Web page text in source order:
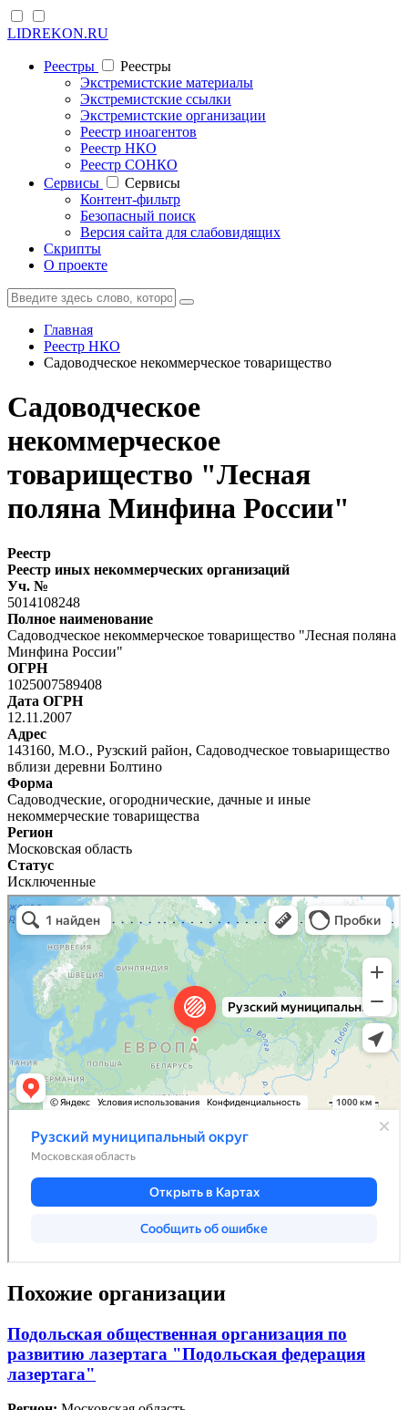
LIDREKON.RU
Реестры
Реестры
Экстремистские материалы
Экстремистские ссылки
Экстремистские организации
Реестр иноагентов
Реестр НКО
Реестр СОНКО
Cервисы
Cервисы
Контент-фильтр
Безопасный поиск
Версия сайта для слабовидящих
Скрипты
О проекте
Главная
Реестр НКО
Садоводческое некоммерческое товарищество
Садоводческое
некоммерческое
товарищество "Лесная
поляна Минфина России"
Реестр
Реестр иных некоммерческих организаций
Уч. №
5014108248
Полное наименование
Садоводческое некоммерческое товарищество "Лесная поляна
Минфина России"
ОГРН
1025007589408
Дата ОГРН
12.11.2007
Адрес
143160, М.О., Рузский район, Садоводческое товыарищество
вблизи деревни Болтино
Форма
Садоводческие, огороднические, дачные и иные
некоммерческие товарищества
Регион
Московская область
Статус
Исключенные
Похожие организации
Подольская общественная организация по
развитию лазертага "Подольская федерация
лазертага"